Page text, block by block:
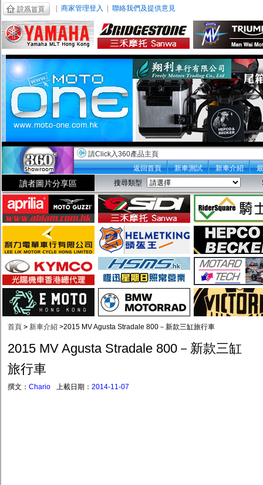
商家管理登入 聯絡我們及提供意見
請Click入360產品主頁
返回首頁
新車測試 新車介紹
讀者圖片分享區 搜尋類型
首頁 > 新車介紹 >2015 MV Agusta Stradale 800－新款三缸旅行車
2015 MV Agusta Stradale 800－新款三缸
旅行車
撰文： Chario 上載日期： 2014-11-07